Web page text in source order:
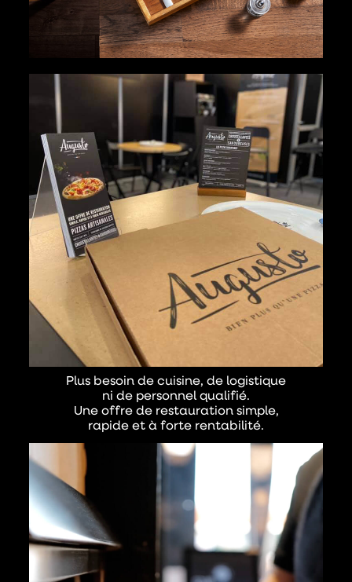
Plus besoin de cuisine, de logistique
ni de personnel qualifié.
Une offre de restauration simple,
rapide et à forte rentabilité.